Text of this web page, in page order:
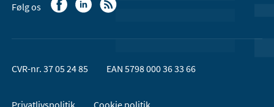
Følg os
CVR-nr. 37 05 24 85 EAN 5798 000 36 33 66